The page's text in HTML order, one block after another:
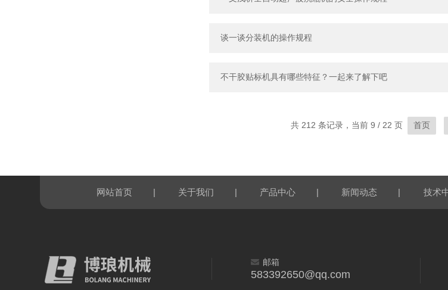
谈一谈分装机的操作规程
不干胶贴标机具有哪些特征？一起来了解下吧
共 212 条记录，当前 9 / 22 页 首页
网站首页 | 关于我们 | 产品中心 | 新闻动态 | 技术
邮箱
583392650@qq.com